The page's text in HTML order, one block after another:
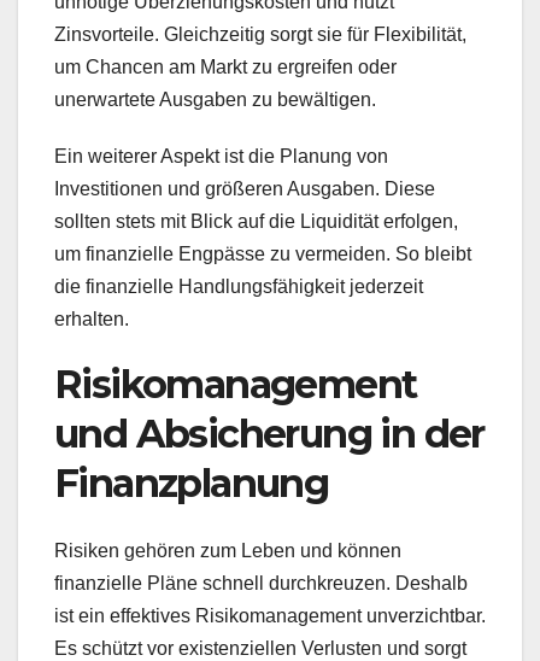
Zinsvorteile. Gleichzeitig sorgt sie für Flexibilität,
um Chancen am Markt zu ergreifen oder
unerwartete Ausgaben zu bewältigen.
Ein weiterer Aspekt ist die Planung von
Investitionen und größeren Ausgaben. Diese
sollten stets mit Blick auf die Liquidität erfolgen,
um finanzielle Engpässe zu vermeiden. So bleibt
die finanzielle Handlungsfähigkeit jederzeit
erhalten.
Risikomanagement
und Absicherung in der
Finanzplanung
Risiken gehören zum Leben und können
finanzielle Pläne schnell durchkreuzen. Deshalb
ist ein effektives Risikomanagement unverzichtbar.
Es schützt vor existenziellen Verlusten und sorgt